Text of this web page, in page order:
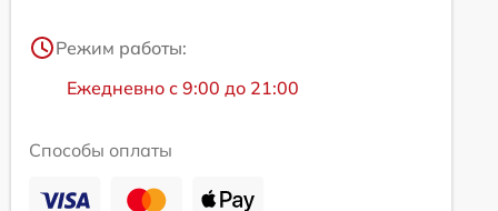
Режим работы:
Ежедневно с 9:00 до 21:00
Способы оплаты